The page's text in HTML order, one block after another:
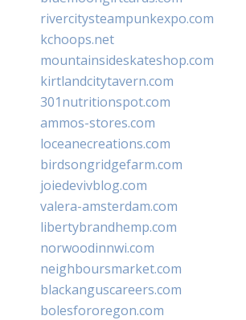
rivercitysteampunkexpo.com
kchoops.net
mountainsideskateshop.com
kirtlandcitytavern.com
301nutritionspot.com
ammos-stores.com
loceanecreations.com
birdsongridgefarm.com
joiedevivblog.com
valera-amsterdam.com
libertybrandhemp.com
norwoodinnwi.com
neighboursmarket.com
blackanguscareers.com
bolesfororegon.com